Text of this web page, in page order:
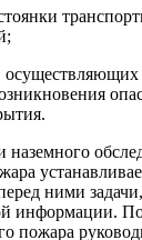
ними
информации.
пожара